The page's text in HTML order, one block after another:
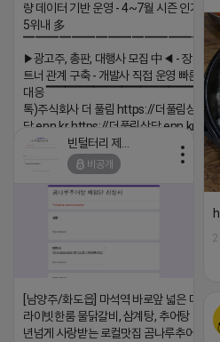
량 데이터 기반 운영 - 4~7월 시즌 인기 키워
5위내 多
▶광고주, 총판, 대행사 모집 中◀ - 장기 협
트너 관계 구축 - 개발사 직접 운영 빠른 피
대응 ▔▔▔▔▔▔▔▔▔▔▔▔▔▔▔▔▔▔
톡)주식회사 더 풀림 https://더풀림상
담.enn.kr https://더풀림상담.enn.kr
2026-04-18 17:26
비공개
[남양주/화도읍] 마석역 바로앞 넓은 매장
라이빗한룸 물닭갈비, 삼계탕, 추어탕 맛집
년넘게 사랑받는 로컬맛집 곰나루추어탕에